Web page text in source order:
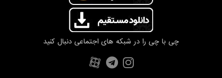
چی با چی را در شبکه های اجتماعی دنبال کنید